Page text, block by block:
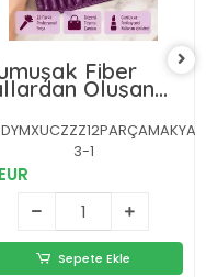
Fiber
Oluşan
Makyaj Fırçası
Göz Farı Allık
Kontür İçin
3-1
Sepete Ekle